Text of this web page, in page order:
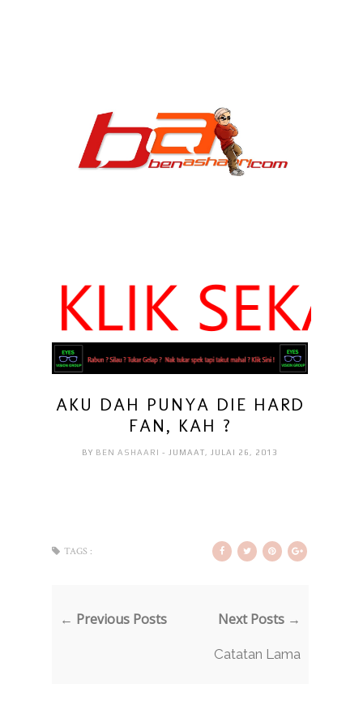
AKU DAH PUNYA DIE HARD
FAN, KAH ?
BY BEN ASHAARI- JUMAAT, JULAI 26, 2013
TAGS :
← Previous Posts Next Posts →
Catatan Lama